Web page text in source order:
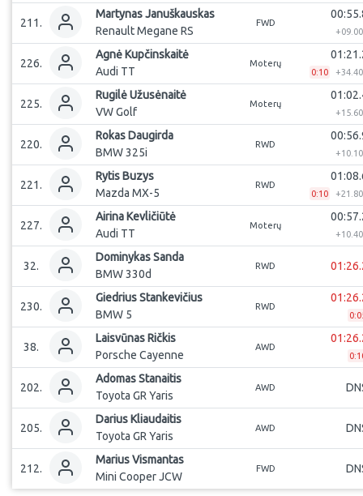
211.
MartynasJanuškauskas
Renault Megane RS
FWD
+
226.
Agnė Kupčinskaitė
Audi TT
Moterų
0:10 +
225.
RugilėUžusėnaitė
VW Golf
Moterų
+
220.
RokasDaugirda
BMW 325i
RWD
+
221.
RytisBuzys
Mazda MX-5
RWD
0:10 +
227.
Airina Kevličiūtė
Audi TT
Moterų
+
32.
DominykasSanda
BMW 330d
RWD
230.
GiedriusStankevičius
BMW 5
RWD
38.
LaisvūnasRičkis
Porsche Cayenne
AWD
202.
AdomasStanaitis
Toyota GR Yaris
AWD
205.
Darius Kliaudaitis
Toyota GR Yaris
AWD
212.
MariusVismantas
Mini Cooper JCW
FWD